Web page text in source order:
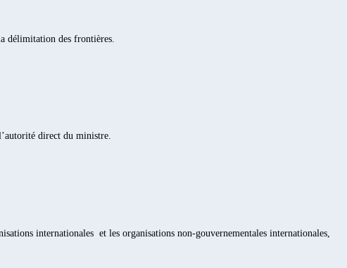
délimitation des frontières.
direct du ministre.
internationales et les organisations non-gouvernementales internationales,